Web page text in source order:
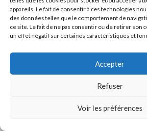
appareils. Le fait de consentir à ces technologies
des données telles que le comportement de
ce site. Le fait de ne pas consentir ou de retirer son
un effet négatif sur certaines caractéristiques et
Accepter
Refuser
Voir les préférences
Flyer SOS EI
Posted on janvier 8, 2025